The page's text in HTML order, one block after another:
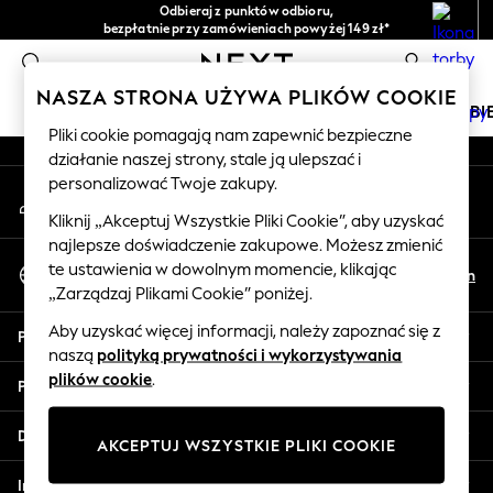
Odbieraj z punktów odbioru,
bezpłatnie przy zamówieniach powyżej 149 zł*
Łatwe zwroty*
0
HOLIDAY SHOP
Women's Holiday Shop
All Swimwear
All Beachwear
Bags & Accessories
Beach Dresses & Kaftans
Dresses
Flip Flops
Sliders
Jumpsuits & Playsuits
Sandals
Shorts
An error occurred on client
Nasze media społecznościowe
Moje konto
Zaloguj się na swoje konto
Wybierz Język
Polski
En
Pomoc
Prywatność i zasady prawne
Działy
Inne usługi
NASZA STRONA UŻYWA PLIKÓW COOKIE
Pliki cookie pomagają nam zapewnić bezpieczne
działanie naszej strony, stale ją ulepszać i
personalizować Twoje zakupy.
Kliknij „Akceptuj Wszystkie Pliki Cookie”, aby uzyskać
najlepsze doświadczenie zakupowe. Możesz zmienić
te ustawienia w dowolnym momencie, klikając
„Zarządzaj Plikami Cookie” poniżej.
Aby uzyskać więcej informacji, należy zapoznać się z
naszą polityką prywatności i wykorzystywania
plików cookie.
AKCEPTUJ WSZYSTKIE PLIKI COOKIE